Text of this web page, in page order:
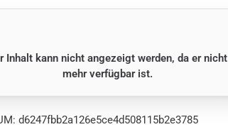
Inhalt kann nicht angezeigt werden, da er nicht
mehr verfügbar ist.
d6247fbb2a126e5ce4d508115b2e3785